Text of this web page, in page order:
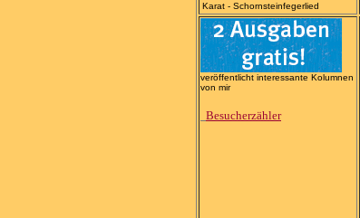
Karat - Schornsteinfegerlied
veröffentlicht interessante Kolumnen
von mir
Besucherzähler